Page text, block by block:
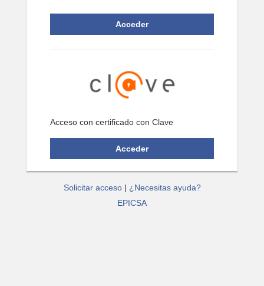
Acceso con certificado con Clave
Solicitar acceso| ¿Necesitas ayuda?
EPICSA